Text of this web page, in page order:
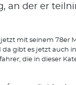
an der er
mit seinem 78er
da gibt es jetzt auch
die in dieser